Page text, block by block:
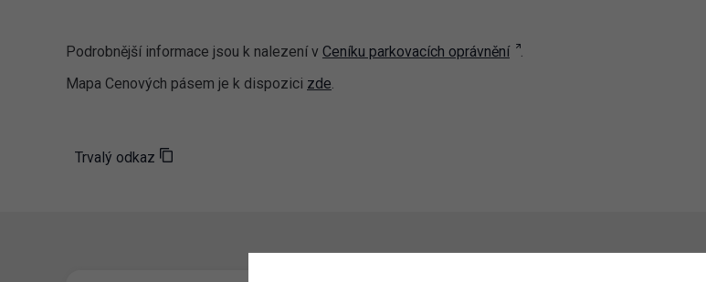
Podrobnější informace jsou k nalezení v Ceníku parkovacích oprávnění
.
Mapa Cenových pásem je k dispozici zde.
Trvalý odkaz